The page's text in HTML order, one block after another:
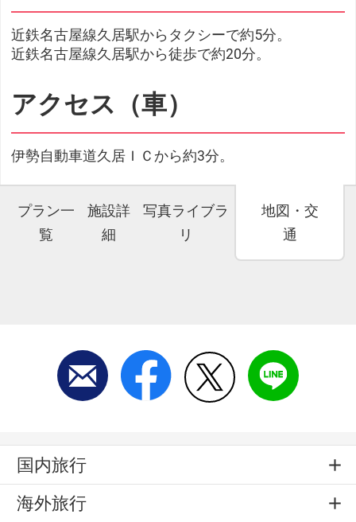
近鉄名古屋線久居駅からタクシーで約5分。
近鉄名古屋線久居駅から徒歩で約20分。
アクセス（車）
伊勢自動車道久居ＩＣから約3分。
プラン一
覧
施設詳
細
写真ライブラ
リ
地図・交
通
国内旅行
海外旅行